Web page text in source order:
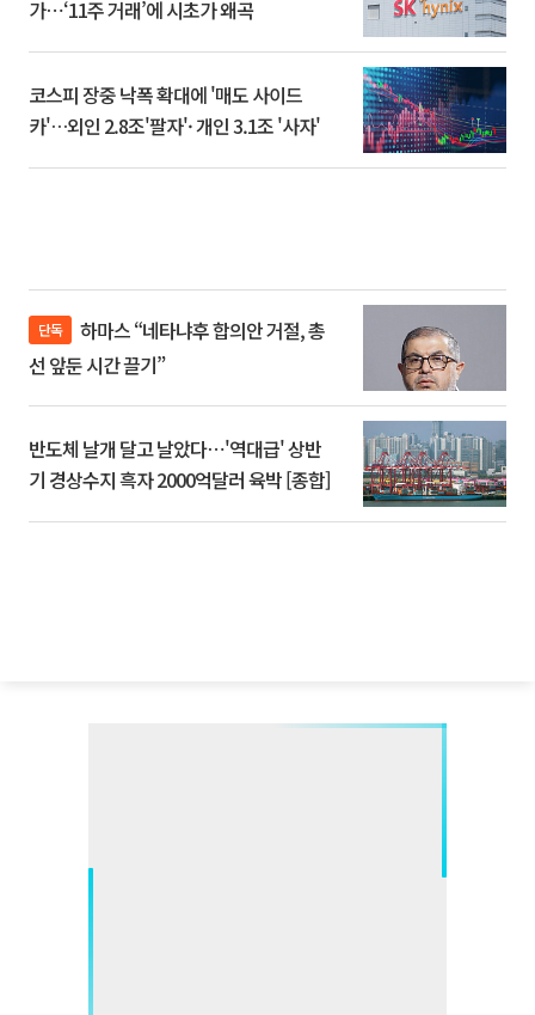
가⋯‘11주 거래’에 시초가 왜곡
코스피 장중 낙폭 확대에 '매도 사이드
카'…외인 2.8조'팔자'· 개인 3.1조 '사자'
단독
선 앞둔 시간 끌기”
반도체 날개 달고 날았다⋯'역대급' 상반
기 경상수지 흑자 2000억달러 육박 [종합]